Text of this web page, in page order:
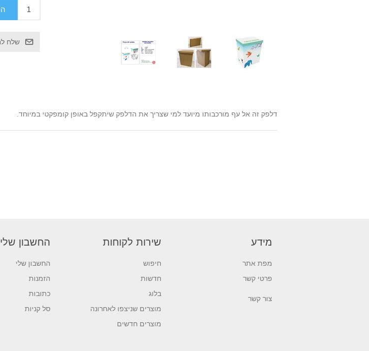
דלפק זה אל עף מורכבותו מיועד למי שצריך את הדלפק שיתקפל באופן קומפקטי במיוחד.
מידע
מפת אתר
פרטי קשר
צור קשר
שירות לקוחות
חיפוש
חדשות
בלוג
מוצרים שניצפו לאחרונה
מוצרים חדשים
החשבון שלי
החשבון שלי
הזמנות
כתובות
סל קניות